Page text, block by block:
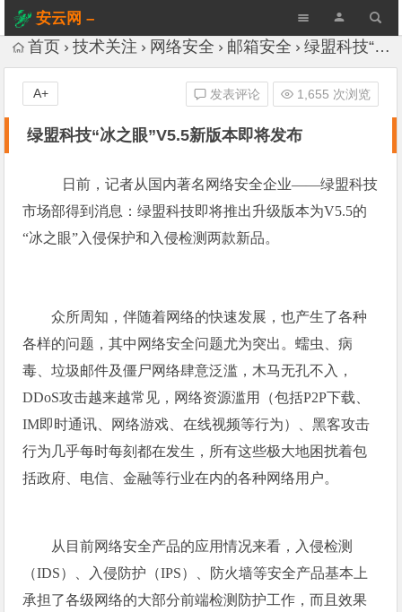
安云网 –
AnYun.ORG
首页 技术关注 网络安全 邮箱安全 绿盟科技“冰之眼”V5.5新版本即将发布
绿盟科技“冰之眼”V5.5新版本即将发布
发表评论 1,655 次浏览
A+
日前，记者从国内著名网络安全企业——绿盟科技
市场部得到消息：绿盟科技即将推出升级版本为V5.5的
“冰之眼”入侵保护和入侵检测两款新品。
众所周知，伴随着网络的快速发展，也产生了各种
各样的问题，其中网络安全问题尤为突出。蠕虫、病
毒、垃圾邮件及僵尸网络肆意泛滥，木马无孔不入，
DDoS攻击越来越常见，网络资源滥用（包括P2P下载、
IM即时通讯、网络游戏、在线视频等行为）、黑客攻击
行为几乎每时每刻都在发生，所有这些极大地困扰着包
括政府、电信、金融等行业在内的各种网络用户。
从目前网络安全产品的应用情况来看，入侵检测
（IDS）、入侵防护（IPS）、防火墙等安全产品基本上
承担了各级网络的大部分前端检测防护工作，而且效果